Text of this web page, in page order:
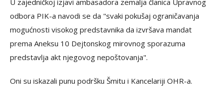
U zajedničkoj izjavi ambasadora zemalja članica Upravnog
odbora PIK-a navodi se da "svaki pokušaj ograničavanja
mogućnosti visokog predstavnika da izvršava mandat
prema Aneksu 10 Dejtonskog mirovnog sporazuma
predstavlja akt njegovog nepoštovanja".
Oni su iskazali punu podršku Šmitu i Kancelariji OHR-a.